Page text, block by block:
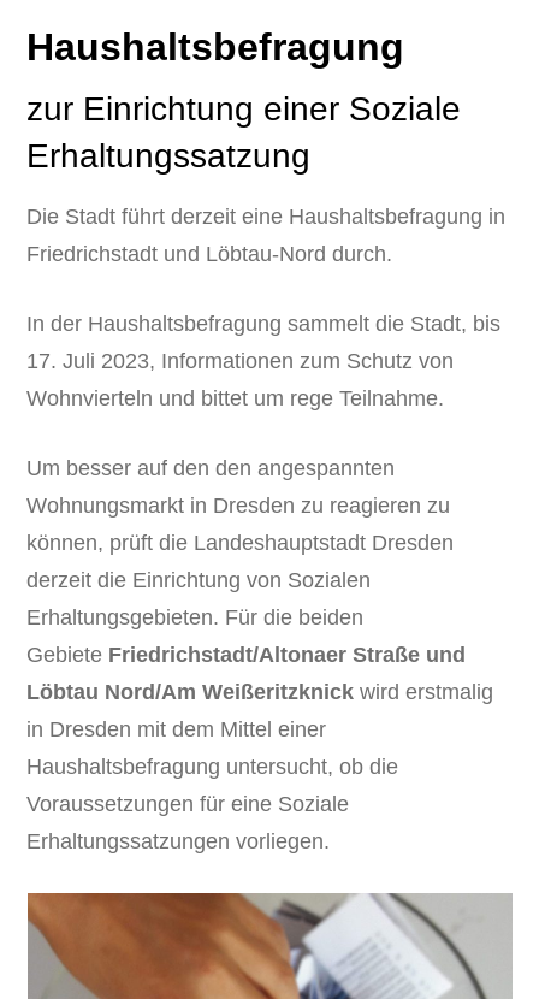
Haushaltsbefragung
zur Einrichtung einer Soziale
Erhaltungssatzung
Die Stadt führt derzeit eine Haushaltsbefragung in
Friedrichstadt und Löbtau-Nord durch.
In der Haushaltsbefragung sammelt die Stadt, bis
17. Juli 2023, Informationen zum Schutz von
Wohnvierteln und bittet um rege Teilnahme.
Um besser auf den den angespannten
Wohnungsmarkt in Dresden zu reagieren zu
können, prüft die Landeshauptstadt Dresden
derzeit die Einrichtung von Sozialen
Erhaltungsgebieten. Für die beiden
Gebiete Friedrichstadt/Altonaer Straße und
Löbtau Nord/Am Weißeritzknick wird erstmalig
in Dresden mit dem Mittel einer
Haushaltsbefragung untersucht, ob die
Voraussetzungen für eine Soziale
Erhaltungssatzungen vorliegen.